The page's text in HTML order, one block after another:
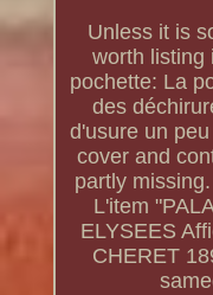
Unless it is
worth listing
pochette: La
des
d'usure un
cover and
partly
L'item
ELYSEES
CHERET